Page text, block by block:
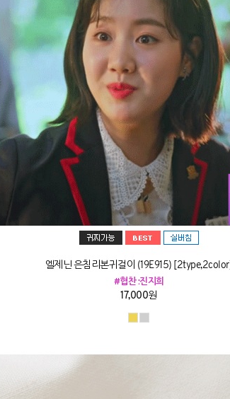
엘제닌 은침리본귀걸이 (19E915) [2type,2color]
#협찬 :진지희
17,000원